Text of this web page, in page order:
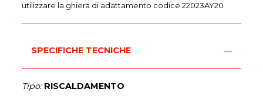
utilizzare la ghiera di adattamento codice 22023AY20
SPECIFICHE TECNICHE
Tipo: RISCALDAMENTO